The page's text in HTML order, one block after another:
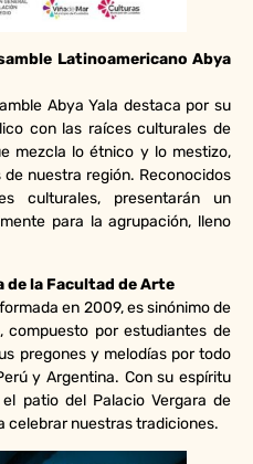
Latinoamericano Abya
Abya Yala destaca por su
con las raíces culturales de
mezcla lo étnico y lo mestizo,
nuestra región. Reconocidos
culturales, presentarán un
para la agrupación, lleno
de la Facultad de Arte
en 2009, es sinónimo de
compuesto por estudiantes de
pregones y melodías por todo
y Argentina. Con su espíritu
patio del Palacio Vergara de
celebrar nuestras tradiciones.